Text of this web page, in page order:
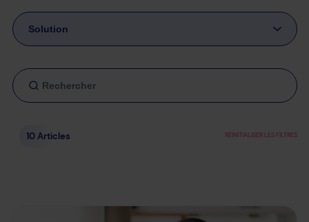
Solution
10 Articles RÉINITIALISER LES FILTRES